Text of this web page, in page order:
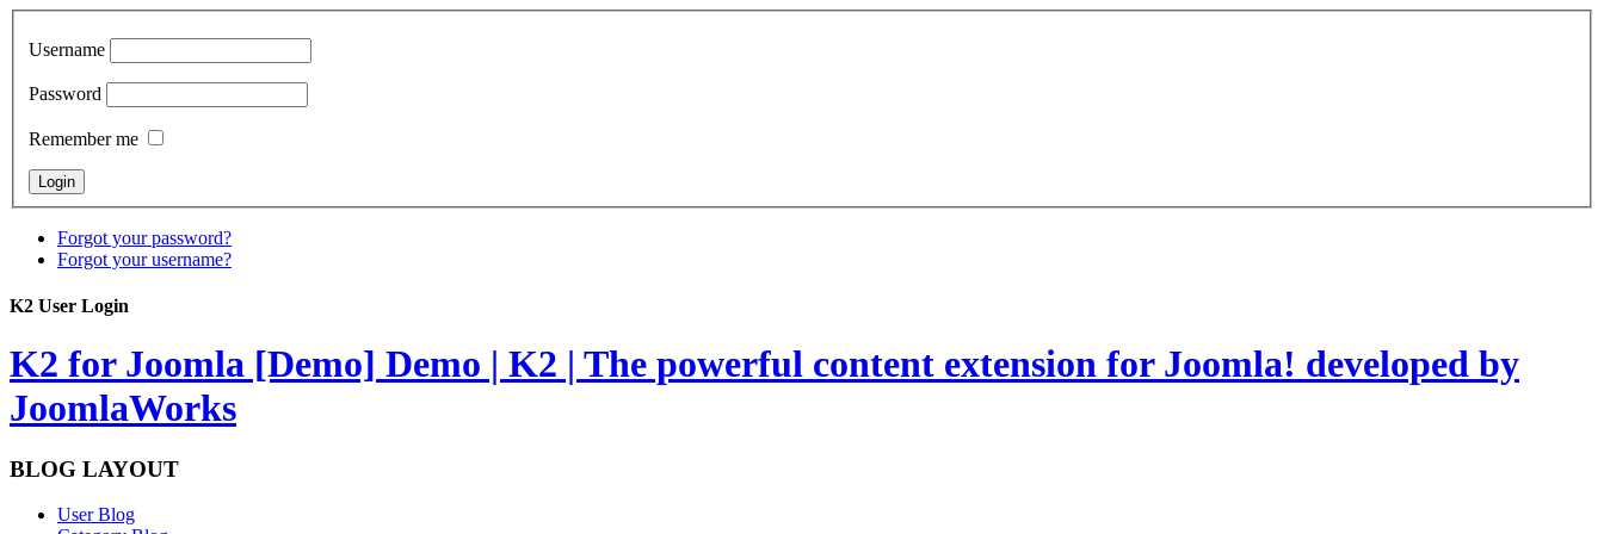
Username
Password
Remember me
Forgot your password?
Forgot your username?
K2 User Login
K2 for Joomla [Demo] Demo | K2 | The powerful content extension for Joomla! developed by
JoomlaWorks
BLOG LAYOUT
User Blog